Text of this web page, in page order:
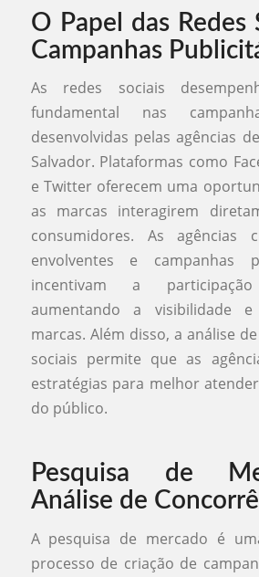
O Papel das Redes
Campanhas
As redes sociais
fundamental nas
desenvolvidas pelas agências
Salvador. Plataformas como
e Twitter oferecem uma
as marcas interagirem
consumidores. As agências
envolventes e campanhas
incentivam a
aumentando a visibilidade
marcas. Além disso, a análise
sociais permite que as
estratégias para melhor
do público.
Pesquisa de
Análise de
A pesquisa de mercado é
processo de criação de